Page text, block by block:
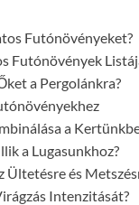
Futónövényeket?
Futónövények
a Pergolánkra?
a
a Lugasunkhoz?
Ültetésre és
Intenzitását?